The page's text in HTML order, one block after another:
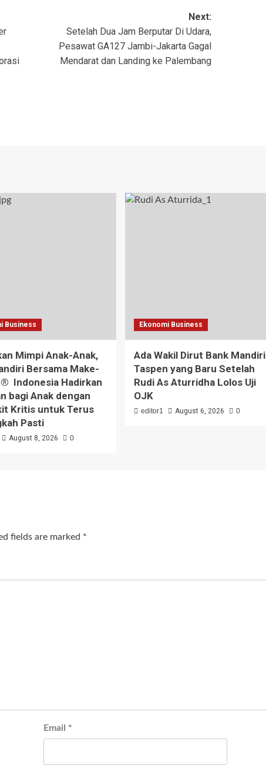
Next:
Setelah Dua Jam Berputar Di Udara,
Pesawat GA127 Jambi-Jakarta Gagal
Mendarat dan Landing ke Palembang
Business
Mimpi Anak-Anak,
Bersama Make-
Indonesia Hadirkan
bagi Anak dengan
Kritis untuk Terus
Pasti
August 8, 2026 0
Ekonomi Business
Ada Wakil Dirut Bank Mandiri
Taspen yang Baru Setelah
Rudi As Aturridha Lolos Uji
OJK
editor1 August 6, 2026 0
fields are marked *
Email *